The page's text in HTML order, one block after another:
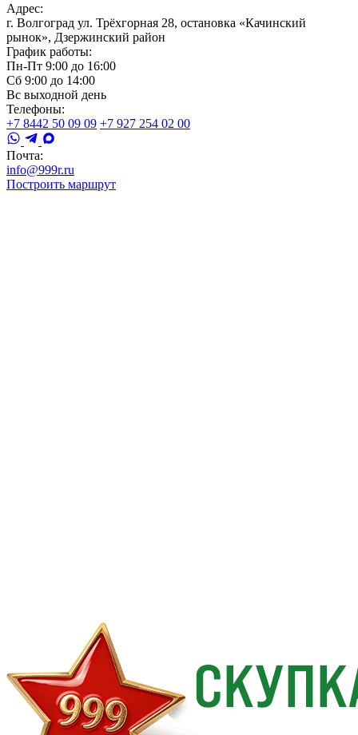
Адрес:
г. Волгоград ул. Трёхгорная 28, остановка «Качинский
рынок», Дзержинский район
График работы:
Пн-Пт 9:00 до 16:00
Сб 9:00 до 14:00
Вс выходной день
Телефоны:
+7 8442 50 09 09 +7 927 254 02 00
Почта:
info@999r.ru
Построить маршрут